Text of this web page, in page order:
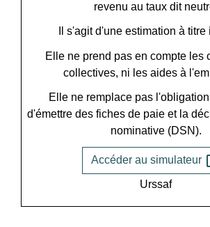
revenu au taux dit
Il s'agit d'une estimation à titre
Elle ne prend pas en compte les
collectives, ni les aides à
Elle ne remplace pas
d'émettre des fiches de paie et la
nominative (DSN).
Accéder au simulateur
Urssaf